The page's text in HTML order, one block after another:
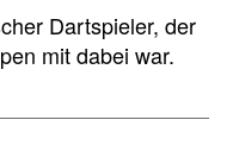
Dartspieler, der
mit dabei war.